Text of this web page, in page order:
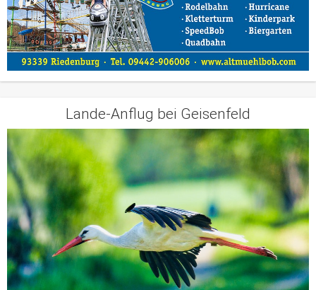
Lande-Anflug bei Geisenfeld